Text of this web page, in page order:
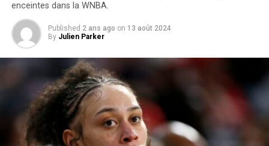
enceintes dans la WNBA.
Published 2 ans ago on 13 août 2024
By Julien Parker